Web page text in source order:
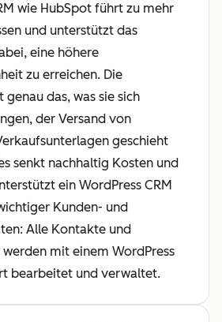
wie HubSpot führt zu mehr
und unterstützt das
eine höhere
zu erreichen. Die
das, was sie sich
der Versand von
geschieht
senkt nachhaltig Kosten und
ein WordPress CRM
Kunden- und
Alle Kontakte und
mit einem WordPress
bearbeitet und verwaltet.